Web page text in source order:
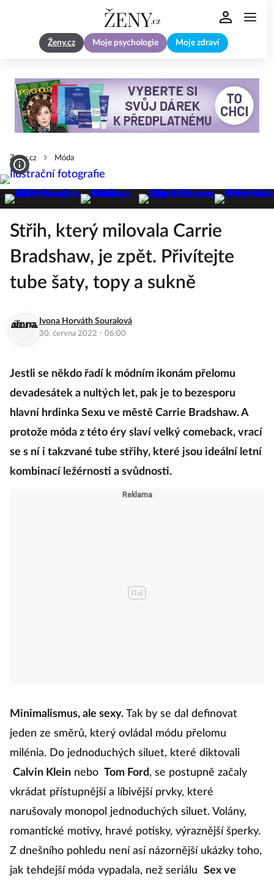
Ženy.cz Moje psychologie Moje zdraví
Zeny.cz Móda
Střih, který milovala Carrie
Bradshaw, je zpět. Přivítejte
tube šaty, topy a sukně
Ivona Horváth Souralová
30. června 2022 · 06:00
Jestli se někdo řadí k módním ikonám přelomu
devadesátek a nultých let, pak je to bezesporu
hlavní hrdinka Sexu ve městě Carrie Bradshaw. A
protože móda z této éry slaví velký comeback, vrací
se s ní i takzvané tube střihy, které jsou ideální letní
kombinací ležérnosti a svůdnosti.
Minimalismus, ale sexy. Tak by se dal definovat
jeden ze směrů, který ovládal módu přelomu
milénia. Do jednoduchých siluet, které diktovali
Calvin Kleinnebo Tom Ford, se postupně začaly
vkrádat přístupnější a líbivější prvky, které
narušovaly monopol jednoduchých siluet. Volány,
romantické motivy, hravé potisky, výraznější šperky.
Z dnešního pohledu není asi názornější ukázky toho,
jak tehdejší móda vypadala, než seriálu
Sex ve